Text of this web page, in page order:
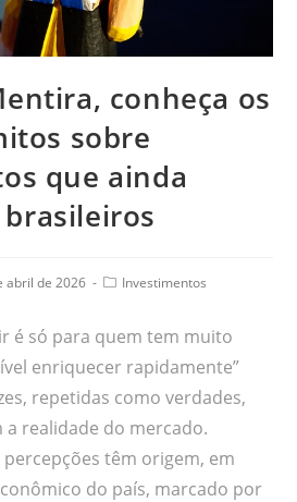
conheça os
sobre
que ainda
abril de 2026 Investimentos
é só para quem tem muito
enriquecer rapidamente”
repetidas como verdades,
realidade do mercado.
percepções têm origem, em
do país, marcado por